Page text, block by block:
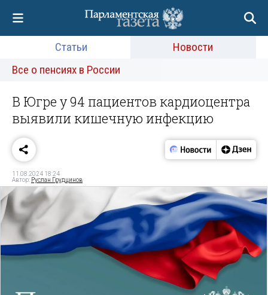
Статьи
Новости
Все о пенсиях в России
В Югре у 94 пациентов кардиоцентра
выявили кишечную инфекцию
11.08.2024 18:24
Автор: Руслан Грудцинов